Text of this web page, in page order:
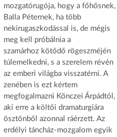
mozgatórugója, hogy a főhősnek,
Balla Péternek, ha több
nekirugaszkodással is, de mégis
meg kell próbálnia a
szamárhoz kötődő rögeszméjén
túlemelkedni, s a szerelem révén
az emberi világba visszatérni. A
zenében is ezt kértem
megfogalmazni Könczei Árpádtól,
aki erre a költői dramaturgiára
ösztönből azonnal ráérzett. Az
erdélyi táncház-mozgalom egyik